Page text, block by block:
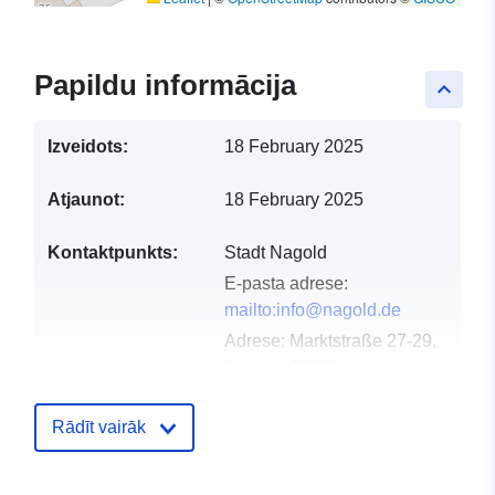
keyboard_arrow_up
Papildu informācija
Izveidots: 18 February 2025
Atjaunot: 18 February 2025
Kontaktpunkts:
Stadt Nagold
E-pasta adrese:
mailto:info@nagold.de
Adrese: Marktstraße 27-29,
Rādīt vairāk